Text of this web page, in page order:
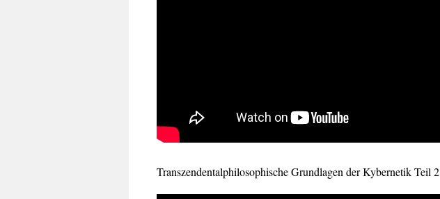
Transzendentalphilosophische Grundlagen der Kybernetik Teil 2